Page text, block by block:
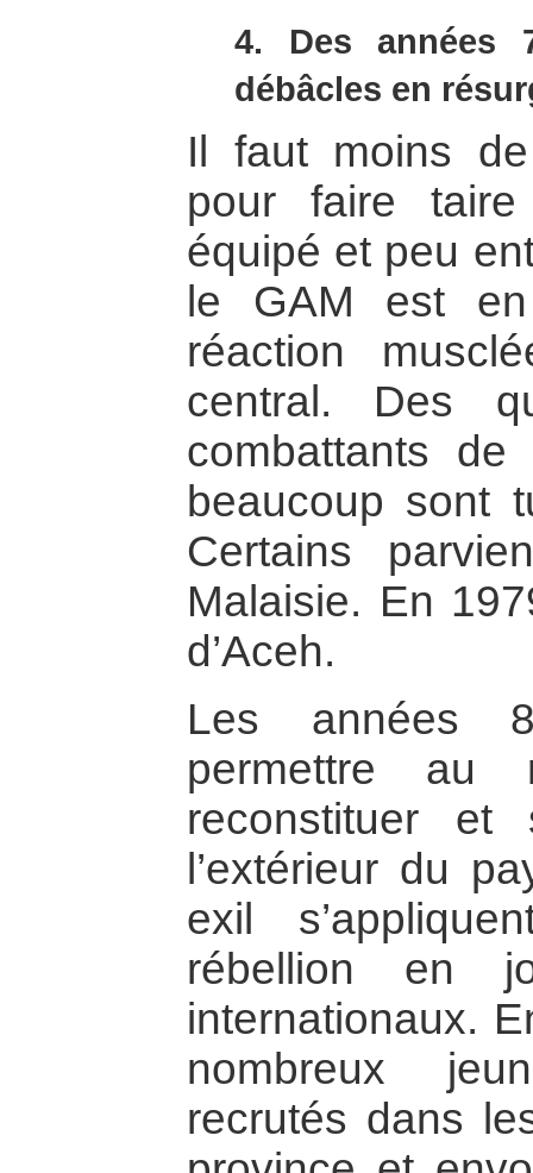
4. Des années
débâcles en
Il faut moins
pour faire
équipé et peu
le GAM est
réaction
central. Des
combattants
beaucoup sont
Certains
Malaisie. En
d’Aceh.
Les années
permettre au
reconstituer et
l’extérieur du
exil
rébellion en
internationaux.
nombreux
recrutés dans